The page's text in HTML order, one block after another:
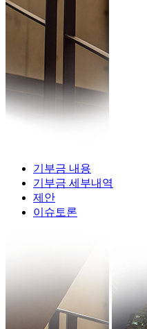
기부금 내용
기부금 세부내역
제안
이슈토론